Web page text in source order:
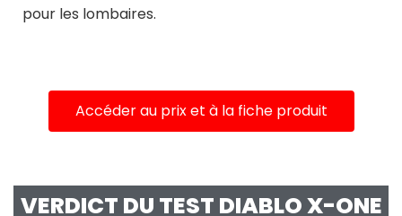
pour les lombaires.
Accéder au prix et à la fiche produit
VERDICT DU TEST DIABLO X-ONE